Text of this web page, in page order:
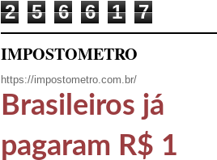
2 5 6 6 1 7
IMPOSTOMETRO
https://impostometro.com.br/
Brasileiros já
pagaram R$ 1